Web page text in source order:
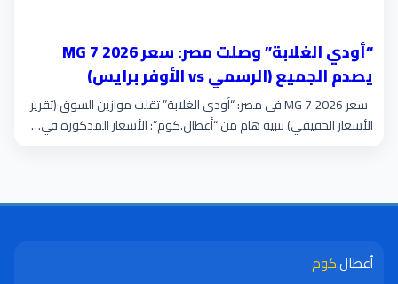
“أودي الغلابة” وصلت مصر: سعر MG 7 2026
يصدم الجميع (الرسمي vs الأوفر برايس)
سعر MG 7 2026 في مصر: “أودي الغلابة” تقلب موازين السوق (تقرير
الأسعار الحقيقي) تنبيه هام من “أعطال.كوم”: الأسعار المذكورة في…
أعطال.كوم